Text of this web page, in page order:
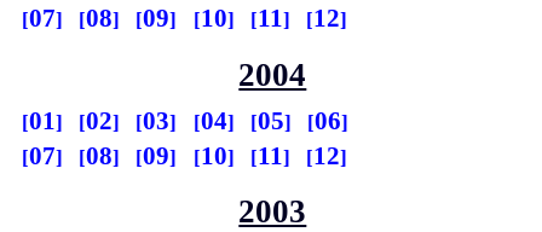
07
08 09 10 11 12
2004
01 02 03 04 05
06
07
08 09 10 11 12
2003